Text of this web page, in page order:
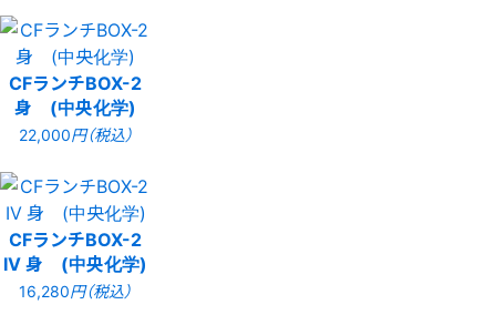
CFランチBOX-2
身 (中央化学)
22,000円（税込）
CFランチBOX-2
IV 身 (中央化学)
16,280円（税込）